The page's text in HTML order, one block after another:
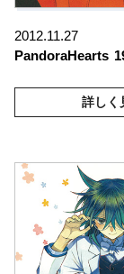
2012.11.27
PandoraHearts
詳しく